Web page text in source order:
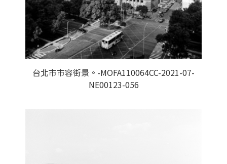
台北市市容街景。-MOFA110064CC-2021-07-
NE00123-056